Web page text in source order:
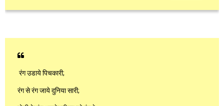
रंग उडाये पिचकारी;
रंग से रंग जाये दुनिया सारी;